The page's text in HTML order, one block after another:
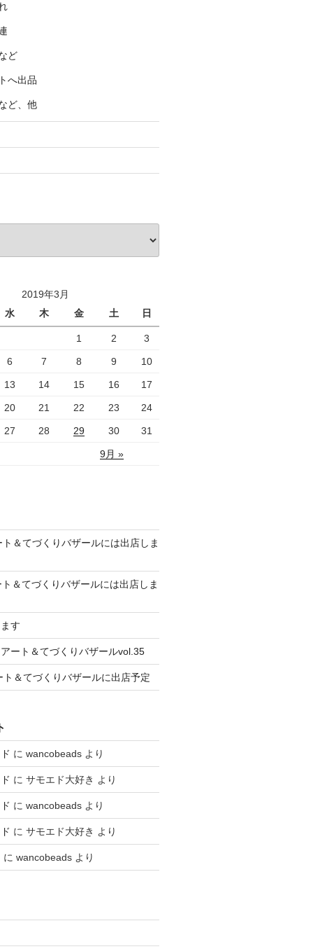
ど
へ出品
ど、他
2019年3月
水
木 金 土 日
9月 »
1 2 3
6 7 8 9 10
13 14 15 16 17
20 21 22 23 24
27 28 29 30 31
＆てづくりバザールには出店しま
＆てづくりバザールには出店しま
す
ート＆てづくりバザールvol.35
＆てづくりバザールに出店予定
に wancobeadsより
に サモエド大好き より
に wancobeadsより
に サモエド大好き より
に wancobeadsより